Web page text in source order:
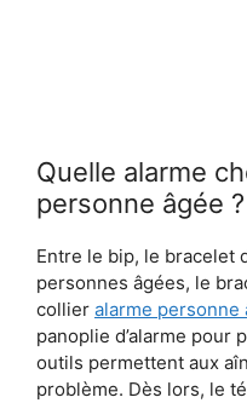
Quelle alarme
personne âgée ?
Entre le bip, le bracelet
personnes âgées, le
collier alarme personne
panoplie d’alarme pour
outils permettent aux
problème. Dès lors, le